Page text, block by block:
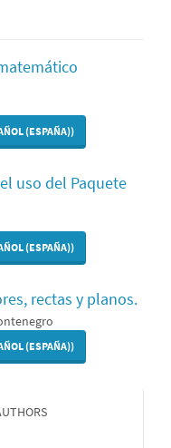
(ESPAÑA))
uso del Paquete
(ESPAÑA))
rectas y planos.
(ESPAÑA))